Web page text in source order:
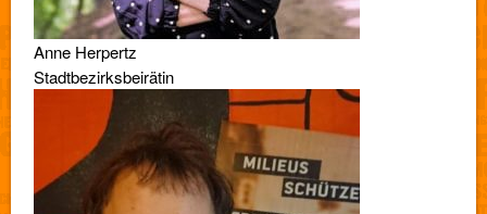
Anne Herpertz
Stadtbezirksbeirätin